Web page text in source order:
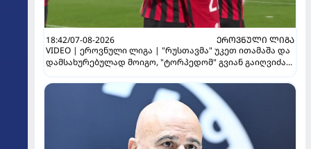
18:42/07-08-2026
ᲔᲠᲝᲕᲜᲣᲚᲘ ᲚᲘᲒᲐ
VIDEO | ეროვნული ლიგა | "რუსთავმა" უკეთ ითამაშა და
დამსახურებულად მოიგო, "ტორპედომ" გვიან გაიღვიძა...